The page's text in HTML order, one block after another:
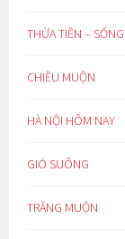
THỪA TIỀN –
CHIỀU MUỘN
HÀ NỘI HÔM NAY
GIÓ SUÔNG
TRĂNG MUỘN